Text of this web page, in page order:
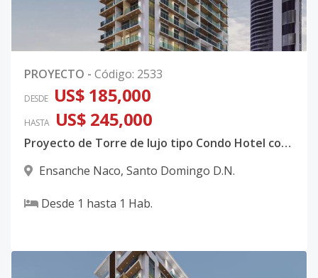
PROYECTO - Código: 2533
DESDE US$ 185,000
HASTA US$ 245,000
Proyecto de Torre de lujo tipo Condo Hotel con sistema inteligente integrado en Naco
Ensanche Naco, Santo Domingo D.N.
Desde 1 hasta 1 Hab.